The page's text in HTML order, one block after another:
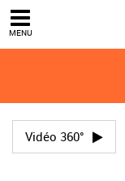
MENU
Vidéo 360°